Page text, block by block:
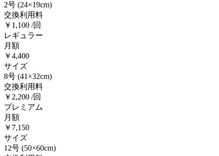
2号 (24×19cm)
交換利用料
￥1,100 /回
レギュラー
月額
￥4,400
サイズ
8号 (41×32cm)
交換利用料
￥2,200 /回
プレミアム
月額
￥7,150
サイズ
12号 (50×60cm)